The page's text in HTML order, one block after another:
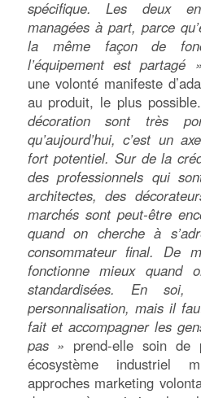
spécifique. Les deux
managées à part, parce
la même façon de
l’équipement est partagé »
une volonté manifeste
au produit, le plus possible.
décoration sont très
qu’aujourd’hui, c’est un
fort potentiel. Sur de la
des professionnels qui
architectes, des
marchés sont peut-être
quand on cherche à
consommateur final. De
fonctionne mieux quand
standardisées. En
personnalisation, mais il
fait et accompagner les
pas » prend-elle soin de
écosystème industriel
approches marketing